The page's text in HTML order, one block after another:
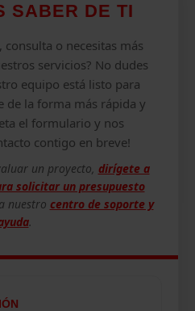
SABER DE TI
consulta o necesitas más
servicios? No dudes
equipo está listo para
de la forma más rápida y
el formulario y nos
contigo en breve!
un proyecto, dirígete a
solicitar un presupuesto
nuestro centro de soporte y
.